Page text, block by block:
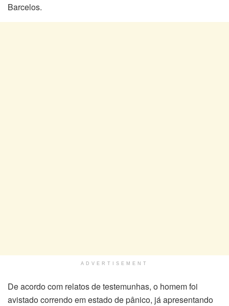
Barcelos.
ADVERTISEMENT
De acordo com relatos de testemunhas, o homem foi
avistado correndo em estado de pânico, já apresentando